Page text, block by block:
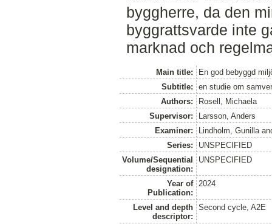
byggherre, da den
byggrattsvarde inte
marknad och
Main title:
En god bebyggd
Subtitle:
en studie om
Authors:
Rosell, Michaela
Supervisor:
Larsson, Anders
Examiner:
Lindholm, Gunilla
Series:
UNSPECIFIED
Volume/Sequential
designation:
UNSPECIFIED
Year of
Publication:
2024
Level and depth
descriptor:
Second cycle, A2E